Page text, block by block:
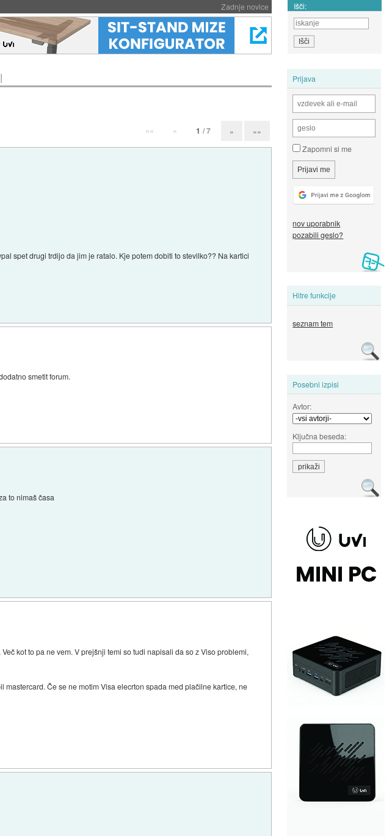
Zadnje novice Išči:
Prijava
Zapomni si me
nov uporabnik
pozabili geslo?
Hitre funkcije
seznam tem
Posebni izpisi
Avtor:
Ključna beseda:
«« « 1 / 7 » »»
spet drugi trdijo da jim je ratalo. Kje potem dobiti to stevilko?? Na kartici
smetit forum.
to nimaš časa
kot to pa ne vem. V prejšnji temi so tudi napisali da so z Viso problemi,
Če se ne motim Visa elecrton spada med plačilne kartice, ne